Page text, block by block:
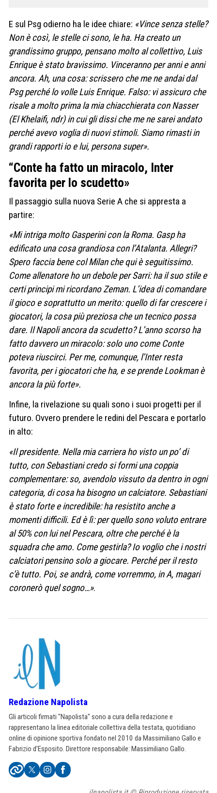
E sul Psg odierno ha le idee chiare: «Vince senza stelle?
Non è così, le stelle ci sono, le ha. Ha creato un
grandissimo gruppo, pensano molto al collettivo, Luis
Enrique è stato bravissimo. Vinceranno per anni e anni
ancora. Ah, una cosa: scrissero che me ne andai dal
Psg perché lo volle Luis Enrique. Falso: vi assicuro che
risale a molto prima la mia chiacchierata con Nasser
(El Khelaifi, ndr) in cui gli dissi che me ne sarei andato
perché avevo voglia di nuovi stimoli. Siamo rimasti in
grandi rapporti io e lui, persona super».
“Conte ha fatto un miracolo, Inter
favorita per lo scudetto»
Il passaggio sulla nuova Serie A che si appresta a
partire:
«Mi intriga molto Gasperini con la Roma. Gasp ha
edificato una cosa grandiosa con l’Atalanta. Allegri?
Spero faccia bene col Milan che qui è seguitissimo.
Come allenatore ho un debole per Sarri: ha il suo stile e
certi principi mi ricordano Zeman. L’idea di comandare
il gioco e soprattutto un merito: quello di far crescere i
giocatori, la cosa più preziosa che un tecnico possa
dare. Il Napoli ancora da scudetto? L’anno scorso ha
fatto davvero un miracolo: solo uno come Conte
poteva riuscirci. Per me, comunque, l’Inter resta
favorita, per i giocatori che ha, e se prende Lookman è
ancora la più forte».
Infine, la rivelazione su quali sono i suoi progetti per il
futuro. Ovvero prendere le redini del Pescara e portarlo
in alto:
«Il presidente. Nella mia carriera ho visto un po’ di
tutto, con Sebastiani credo si formi una coppia
complementare: so, avendolo vissuto da dentro in ogni
categoria, di cosa ha bisogno un calciatore. Sebastiani
è stato forte e incredibile: ha resistito anche a
momenti difficili. Ed è lì: per quello sono voluto entrare
al 50% con lui nel Pescara, oltre che perché è la
squadra che amo. Come gestirla? Io voglio che i nostri
calciatori pensino solo a giocare. Perché per il resto
c’è tutto. Poi, se andrà, come vorremmo, in A, magari
coronerò quel sogno…».
Redazione Napolista
Gli articoli firmati "Napolista" sono a cura della redazione e
rappresentano la linea editoriale collettiva della testata, quotidiano
online di opinione sportiva fondato nel 2010 da Massimiliano Gallo e
Fabrizio d'Esposito. Direttore responsabile: Massimiliano Gallo.